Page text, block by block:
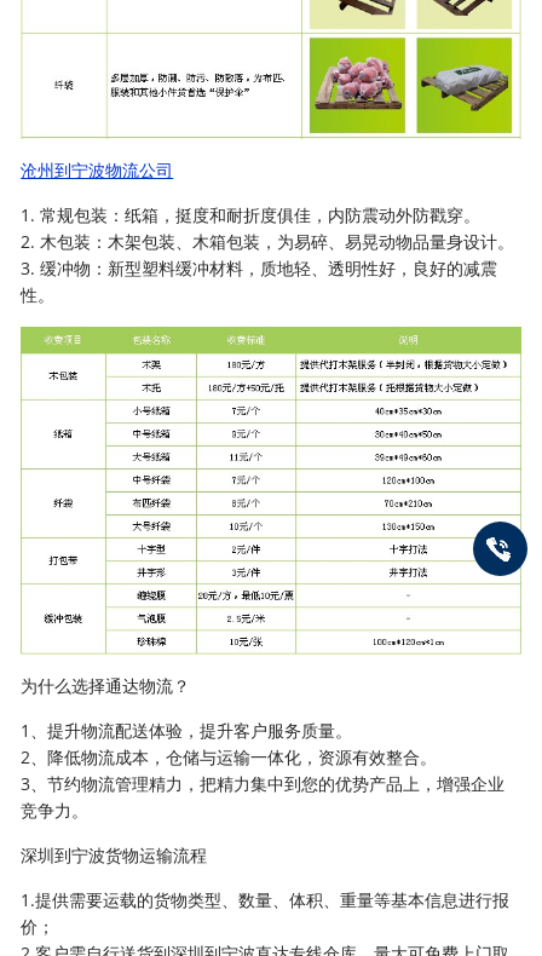
沧州到宁波物流公司
1. 常规包装：纸箱，挺度和耐折度俱佳，内防震动外防戳穿。
2. 木包装：木架包装、木箱包装，为易碎、易晃动物品量身设计。
3. 缓冲物：新型塑料缓冲材料，质地轻、透明性好，良好的减震
性。
为什么选择通达物流？
1、提升物流配送体验，提升客户服务质量。
2、降低物流成本，仓储与运输一体化，资源有效整合。
3、节约物流管理精力，把精力集中到您的优势产品上，增强企业
竞争力。
深圳到宁波货物运输流程
1.提供需要运载的货物类型、数量、体积、重量等基本信息进行报
价；